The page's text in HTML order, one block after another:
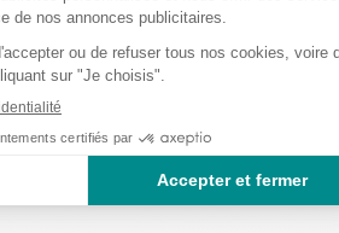
160
110 - 170